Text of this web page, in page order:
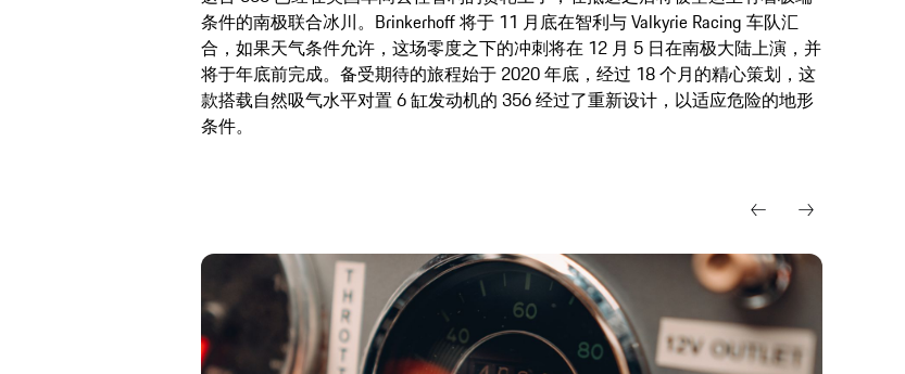
条件的南极联合冰川。Brinkerhoff 将于 11 月底在智利与 Valkyrie Racing 车队汇
合，如果天气条件允许，这场零度之下的冲刺将在 12 月 5 日在南极大陆上演，并
将于年底前完成。备受期待的旅程始于 2020 年底，经过 18 个月的精心策划，这
款搭载自然吸气水平对置 6 缸发动机的 356 经过了重新设计，以适应危险的地形
条件。